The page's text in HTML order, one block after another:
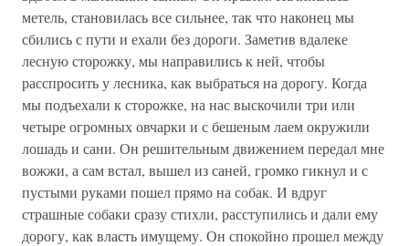
метель, становилась все сильнее, так что наконец мы
сбились с пути и ехали без дороги. Заметив вдалеке
лесную сторожку, мы направились к ней, чтобы
расспросить у лесника, как выбраться на дорогу. Когда
мы подъехали к сторожке, на нас выскочили три или
четыре огромных овчарки и с бешеным лаем окружили
лошадь и сани. Он решительным движением передал мне
вожжи, а сам встал, вышел из саней, громко гикнул и с
пустыми руками пошел прямо на собак. И вдруг
страшные собаки сразу стихли, расступились и дали ему
дорогу, как власть имущему. Он спокойно прошел между